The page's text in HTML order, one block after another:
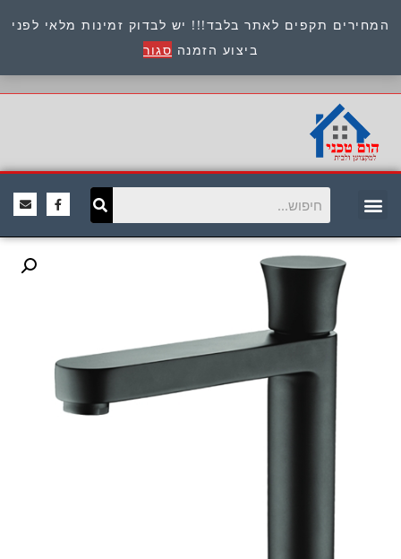
המחירים תקפים לאתר בלבד!!! יש לבדוק זמינות מלאי לפני
ביצוע הזמנה סגור
כתובת : היוזמים 9 אור יהודה שירות לקוחות 054-
8945722